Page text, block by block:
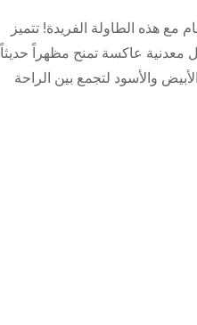
هذه الطاولة الفريدة! تتميز
عاكسة تمنح مظهراً حديثاً